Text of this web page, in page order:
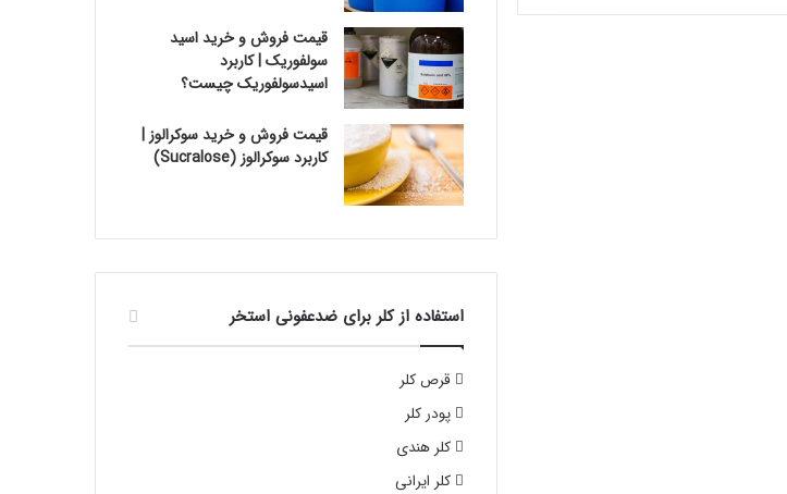
قیمت فروش و خرید اسید
سولفوریک | کاربرد
اسیدسولفوریک چیست؟
قیمت فروش و خرید سوکرالوز |
کاربرد سوکرالوز (Sucralose)
استفاده از کلر برای ضدعفونی استخر
قرص کلر
پودر کلر
کلر هندی
کلر ایرانی